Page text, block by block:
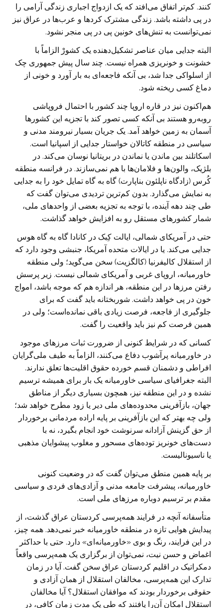
کنند. کم‌تر اتفاق می‌افتد که یک ازدواج اجباری زندگی آرامی را
در پی داشته باشد. زندگی مشترک کردها و عرب‌ها در عراق نیز
نمی‌توانست به تنش‌های خونین پی در پی منجر نشود.
البته جدایی میان عناصر تشکیل‌دهنده یک کشورْ الزاماً با
خشونت و خونریزی همراه نیست. چند سال پیش جمهوری چک
از اسلواکی جدا شد، بی آنکه فاجعه‌ای به بار آورد و خونی از
دماغ کسی ریخته شود.
هم‌اکنون نیز در قاره اروپا چند کشور با احتمال فروپاشی
روبه‌رو هستند بی آنکه کسی تصور کند با تجزیه این کشورها
آسمان به زمین خواهد آمد. یک جریان بسیار نیرومند مدنی و
سیاسی در منطقه کاتالان خواستار جدایی از اسپانیا است.
اسکاتلند بین ماندن یا نماندن در بریتانیا نوسان می‌کند. در
بلژیک، والون‌ها و فلامان‌ها با هم نمی‌سازند. در فرانسه منطقه
کُرس (زادگاه ناپلئون بناپارت) گاه به گاه تمایل خود را به جدایی
به نمایش می‌گذارد. بدون کم‌ترین تردیدی می‌توان گفت که
طی چند دهه آینده، با توجه به تجزیه بعضی از واحدهای ملی،
شمار کشورهای مستقل رو به افزایش خواهد گذاشت.
حتی در آمریکای شمالی، ایالت کِبک در کانادا گاه به گاه هوس
جدایی می‌کند. یا در ایالات متحده آمریکا، جنبشی وجود دارد که
از استقلال کالیفرنیا (کالگزیت) سخن می‌گوید؛ ولی منطقه
خاورمیانه، اروپای غربی و آمریکای شمالی نیست. زیر پرسش
رفتن مرزها در این منطقه، هر اندازه هم که موجه باشد، امواج
خون در پی خواهد داشت. شوربختانه باید گفت که برای
جلوگیری از فاجعه، فرصت زیادی باقی نمانده‌است؛ ولی در
همین فرصت کم نیز باید واقعیت را گفت.
کسانی که در شرایط کنونی از ضرورت ثبات مرزهای موجود
در خاورمیانه پرآشوب دفاع می‌کنند، الزاماً به طیف ملی‌گرایان
افراطی و دشمنان قسم خورده حقوق اقلیت‌ها تعلق ندارند.
البته جغرافیای سیاسی خاورمیانه یک بار برای همیشه ترسیم
نشده و در این منطقه نیز، همچون بسیاری دیگر از مناطق
جهان، بازآفرینی محدوده‌های ملی دیر یا زود مطرح خواهد شد؛
ولی چه بهتر که این بازآفرینی بر پایه اراده مردمانی برخوردار
از حق گزینش آزادانه سرنوشت خود انجام بگیرد، نه با
دست‌های خونریز توده‌های مسحور و مغلوب پیشوایان مذهبی
یا ناسیونالیست.
بر پایه همین منطق می‌توان گفت که در وضعیت کنونی
خاورمیانه، پیشرفت جامعه مدنی و آزادی‌های فردی و سیاسی
مقدم بر ترسیم دوباره مرزهای ملی است.
متأسفانه آنچه در فرایند همه‌پرسی کردستان عراق گذشت، از
پیدایش هوایی تازه در منطقه خاورمیانه خبر نمی‌دهد. همه چیز،
در این فرایند، رنگ و بوی «خاورمیانه‌ای» دارد. حتی با حداکثر
اغماض و حسن نیت، نمی‌توان از برگزاری یک همه‌پرسی واقعاً
دمکراتیک در اقلیم کردستان عراق سخن گفت. آیا در زمان
تدارک این همه‌پرسی، مخالفان استقلال از همان آزادی و
حقوقی برخوردار بودند که موافقان استقلال؟ آیا مخالفان
استقلال امکان آن‌را یافتند که طی یک مدت زمان کافی، در